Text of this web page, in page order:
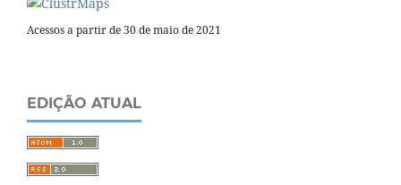
Acessos a partir de 30 de maio de 2021
EDIÇÃO ATUAL